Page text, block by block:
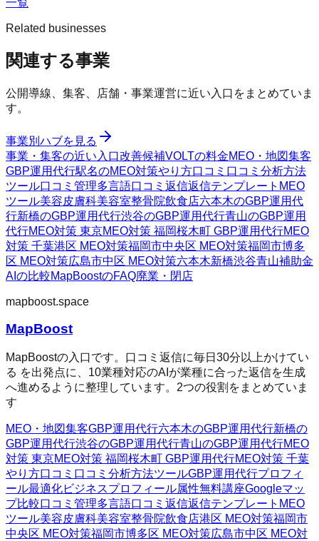
Related businesses
関連する事業
公開導線、集客、店舗・事業運営に近い入口をまとめていま
す。
事業別ハブを見る
事業・集客の近い入口改善候補VOLTの料金MEO・地図集客
GBP運用代行駅名のMEO対策やり方口コミ 口コミ分析方法
ツール口コミ管理多言語口コミ返信返信テンプレート MEO
ツール美容皮膚科美容室整骨院飲食店六本木のGBP運用代
行新橋のGBP運用代行渋谷のGBP運用代行青山のGBP運用
代行MEO対策 東京MEO対策 福岡桜木町 GBP運用代行MEO
対策 千葉港区 MEO対策福岡市中央区 MEO対策福岡市博多
区 MEO対策広島市中区 MEO対策六本木新橋渋谷青山補助金
AIの比較MapBoostのFAQ廃業・閉店
mapboost.space
MapBoost
MapBoostの入口です。口コミ返信に毎日30分以上かけてい
る を出発点に、10業種対応のAIが業種に合った返信を生成
へ進めるように整理しています。2つの役割をまとめていま
す
MEO・地図集客GBP運用代行六本木のGBP運用代行新橋の
GBP運用代行渋谷のGBP運用代行青山のGBP運用代行MEO
対策 東京MEO対策 福岡桜木町 GBP運用代行MEO対策 千葉
やり方口コミ 口コミ分析方法ツールGBP運用代行プロフィ
ール最適化ビジネスプロフィール属性無料講座Googleマッ
プ比較口コミ管理多言語口コミ返信返信テンプレート MEO
ツール美容皮膚科美容室整骨院飲食店港区 MEO対策福岡市
中央区 MEO対策福岡市博多区 MEO対策広島市中区 MEO対